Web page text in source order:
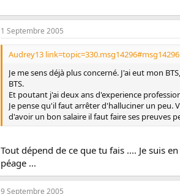
1 Septembre 2005
Audrey13
Je me sens déjà plus concerné. J'ai eut mon
BTS.
Et poutant j'ai deux ans d'experience
Je pense qu'il faut arrêter d'halluciner un peu.
d'avoir un bon salaire il faut faire ses preuves
Tout dépend de ce que tu fais .... Je suis
péage ...
9 Septembre 2005